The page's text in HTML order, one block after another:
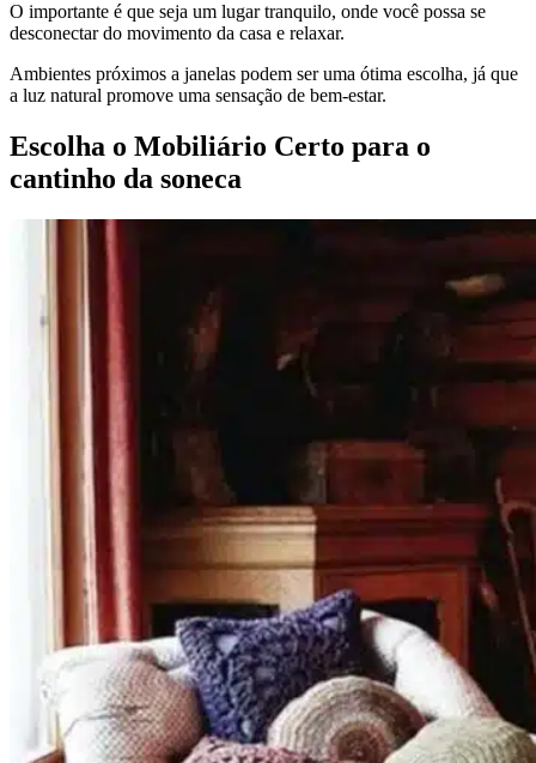
O importante é que seja um lugar tranquilo, onde você possa se
desconectar do movimento da casa e relaxar.
Ambientes próximos a janelas podem ser uma ótima escolha, já que
a luz natural promove uma sensação de bem-estar.
Escolha o Mobiliário Certo para o
cantinho da soneca